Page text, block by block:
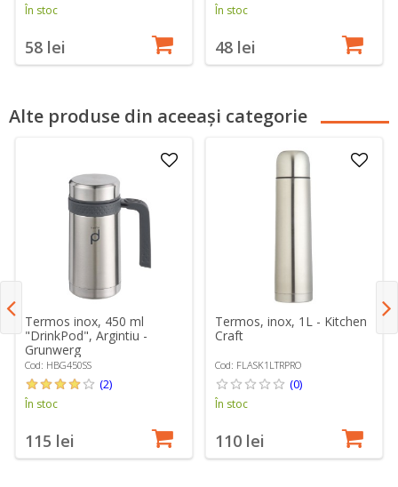
În stoc
58 lei
În stoc
48 lei
Alte produse din aceeași categorie
Termos inox, 450 ml
"DrinkPod", Argintiu -
Grunwerg
Cod: HBG450SS
(2)
În stoc
115 lei
Termos, inox, 1L - Kitchen
Craft
Cod: FLASK1LTRPRO
(0)
În stoc
110 lei